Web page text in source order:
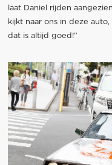
laat Daniel rijden
kijkt naar ons in deze
dat is altijd goed!”